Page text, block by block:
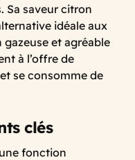
Sa saveur citron
idéale aux
et agréable
à l’offre de
se consomme de
clés
fonction